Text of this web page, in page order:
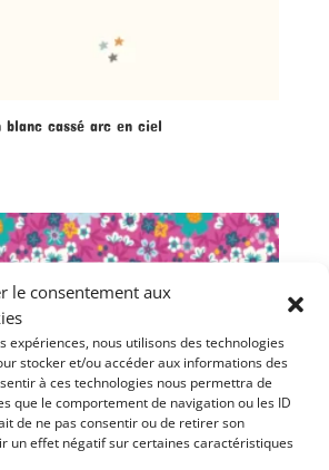
le consentement aux
expériences, nous utilisons des technologies
stocker et/ou accéder aux informations des
à ces technologies nous permettra de
que le comportement de navigation ou les ID
de ne pas consentir ou de retirer son
un effet négatif sur certaines caractéristiques
blanc cassé arc en ciel